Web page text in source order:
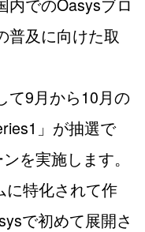
普及に向けた取
て9月から10月の
」が抽選で
を実施します。
に特化されて作
で初めて展開さ